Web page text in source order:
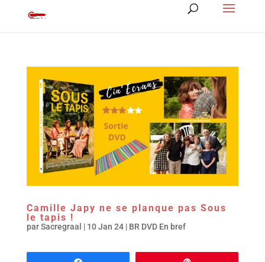
Camille Japy ne se planque pas Sous
le tapis !
parSacregraal | 10 Jan 24| BR DVD En bref